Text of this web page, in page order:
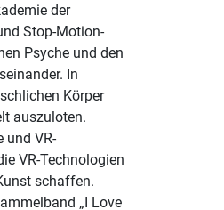
der
Stop-Motion-
Psyche und den
In
Körper
auszuloten.
und VR-
VR-Technologien
schaffen.
„I Love